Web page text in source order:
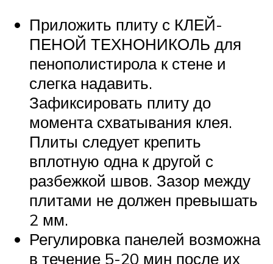
Приложить плиту с КЛЕЙ-
ПЕНОЙ ТЕХНОНИКОЛЬ для
пенополистирола к стене и
слегка надавить.
Зафиксировать плиту до
момента схватывания клея.
Плиты следует крепить
вплотную одна к другой с
разбежкой швов. Зазор между
плитами не должен превышать
2 мм.
Регулировка панелей возможна
в течение 5-20 мин после их